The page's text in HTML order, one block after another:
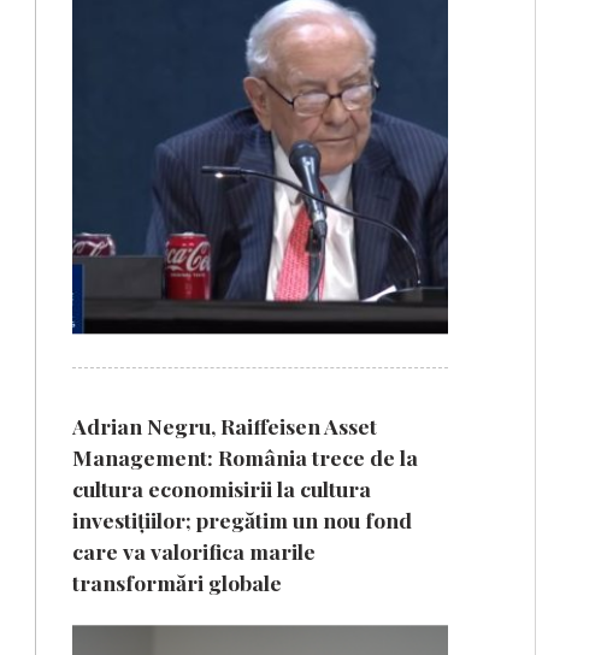
Adrian Negru, Raiffeisen Asset
Management: România trece de la
cultura economisirii la cultura
investițiilor; pregătim un nou fond
care va valorifica marile
transformări globale